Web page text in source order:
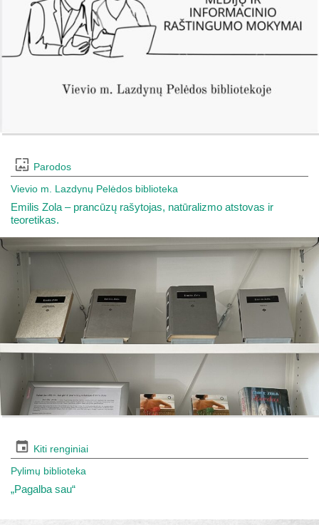
Parodos
Vievio m. Lazdynų Pelėdos biblioteka
Emilis Zola – prancūzų rašytojas, natūralizmo atstovas ir
teoretikas.
Kiti renginiai
Pylimų biblioteka
„Pagalba sau“